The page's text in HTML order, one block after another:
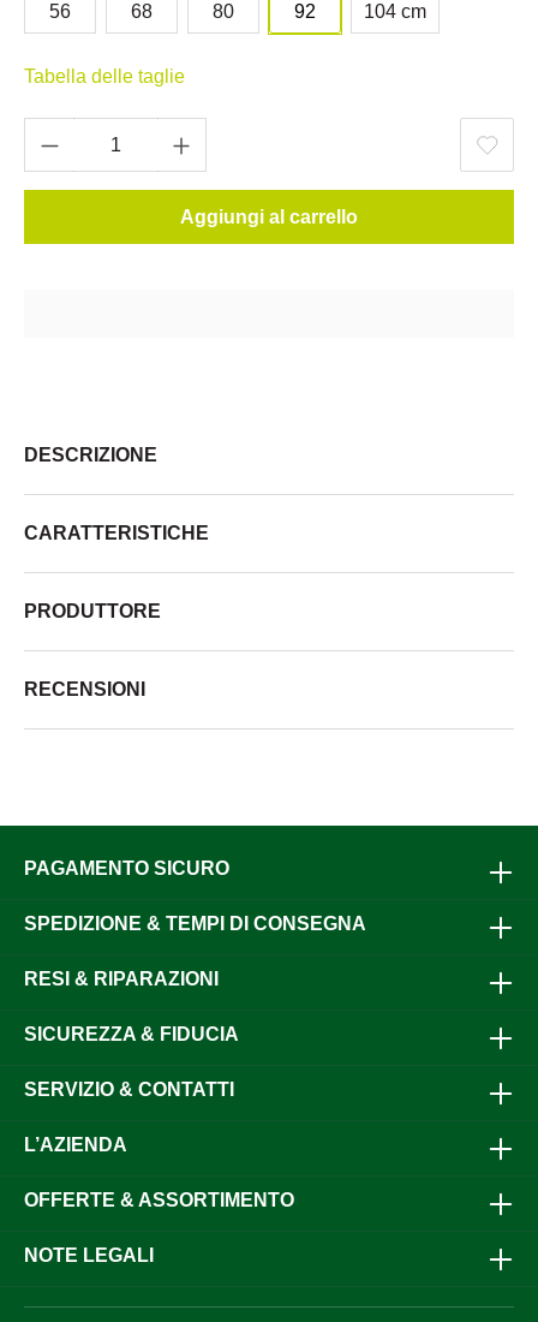
56 68 80 92 104 cm
Tabella delle taglie
Aggiungi al carrello
DESCRIZIONE
CARATTERISTICHE
PRODUTTORE
RECENSIONI
PAGAMENTO SICURO
SPEDIZIONE & TEMPI DI CONSEGNA
RESI & RIPARAZIONI
SICUREZZA & FIDUCIA
SERVIZIO & CONTATTI
L’AZIENDA
OFFERTE & ASSORTIMENTO
NOTE LEGALI